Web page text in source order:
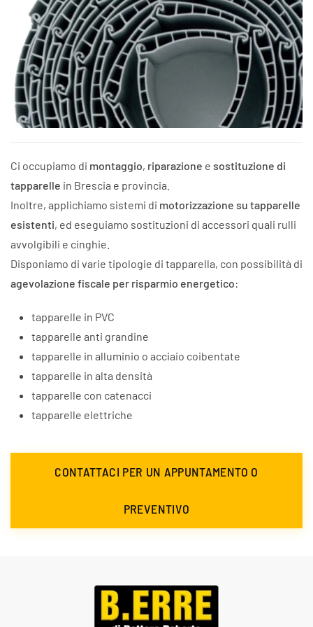
Ci occupiamo di montaggio, riparazione e sostituzione di
tapparelle in Brescia e provincia.
Inoltre, applichiamo sistemi di motorizzazione su tapparelle
esistenti, ed eseguiamo sostituzioni di accessori quali rulli
avvolgibili e cinghie.
Disponiamo di varie tipologie di tapparella, con possibilità di
agevolazione fiscale per risparmio energetico:
tapparelle in PVC
tapparelle anti grandine
tapparelle in alluminio o acciaio coibentate
tapparelle in alta densità
tapparelle con catenacci
tapparelle elettriche
CONTATTACI PER UN APPUNTAMENTO O
PREVENTIVO